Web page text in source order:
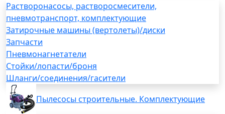
Растворонасосы, растворосмесители,
пневмотранспорт, комплектующие
Затирочные машины (вертолеты)/диски
Запчасти
Пневмонагнетатели
Стойки/лопасти/броня
Шланги/соединения/гасители
Пылесосы строительные. Комплектующие